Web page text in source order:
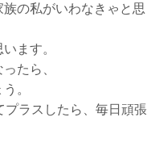
の私がいわなきゃと思
ます。
たら、
。
プラスしたら、毎日頑張